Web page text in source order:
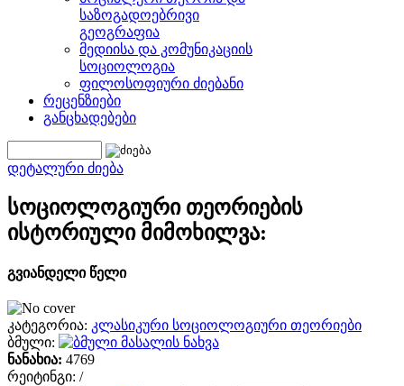
საზოგადოებრივი
გეოგრაფია
მედიისა და კომუნიკაციის
სოციოლოგია
ფილოსოფიური ძიებანი
რეცენზიები
განცხადებები
დეტალური ძიება
სოციოლოგიური თეორიების
ისტორიული მიმოხილვა:
გვიანდელი წელი
კატეგორია: კლასიკური სოციოლოგიური თეორიები
ბმული:
მასალის ნახვა
ნანახია: 4769
რეიტინგი: /